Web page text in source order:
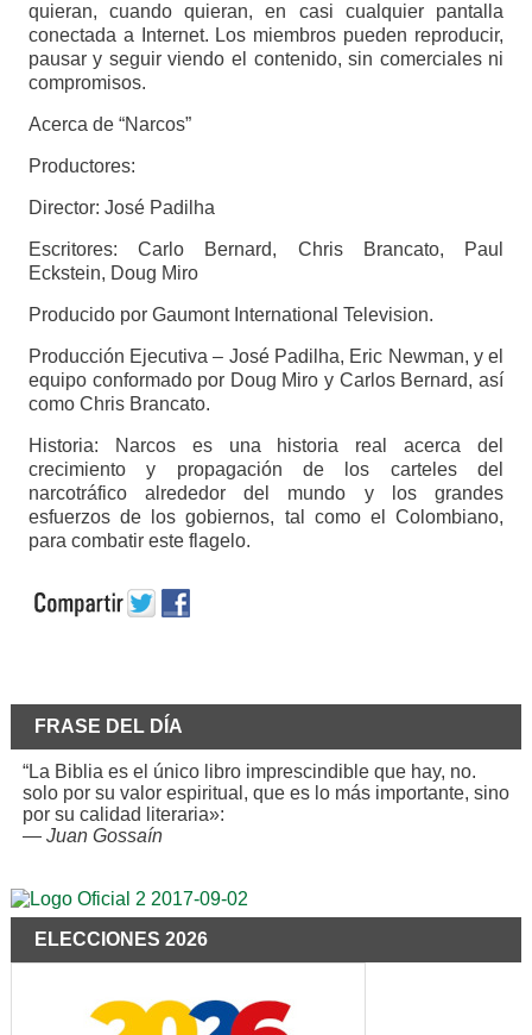
quieran, cuando quieran, en casi cualquier pantalla
conectada a Internet. Los miembros pueden reproducir,
pausar y seguir viendo el contenido, sin comerciales ni
compromisos.
Acerca de “Narcos”
Productores:
Director: José Padilha
Escritores: Carlo Bernard, Chris Brancato, Paul
Eckstein, Doug Miro
Producido por Gaumont International Television.
Producción Ejecutiva – José Padilha, Eric Newman, y el
equipo conformado por Doug Miro y Carlos Bernard, así
como Chris Brancato.
Historia: Narcos es una historia real acerca del
crecimiento y propagación de los carteles del
narcotráfico alrededor del mundo y los grandes
esfuerzos de los gobiernos, tal como el Colombiano,
para combatir este flagelo.
FRASE DEL DÍA
“La Biblia es el único libro imprescindible que hay, no.
solo por su valor espiritual, que es lo más importante, sino
por su calidad literaria»:
— Juan Gossaín
ELECCIONES 2026